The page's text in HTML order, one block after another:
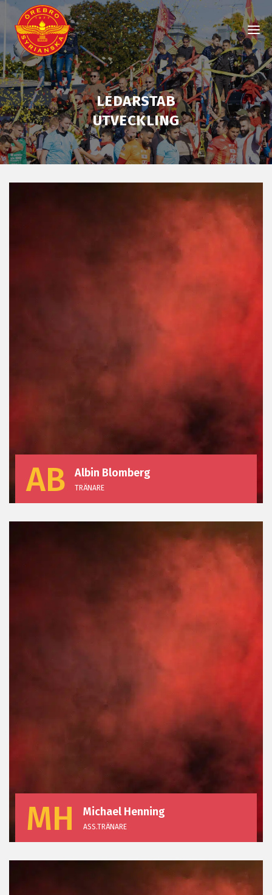
LEDARSTAB
UTVECKLING
AB Albin Blomberg
TRÄNARE
MH Michael Henning
ASS.TRÄNARE